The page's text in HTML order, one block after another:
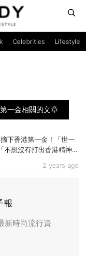
Celebrities Lifestyle
一金相關的文章
2 years ago
下香港第一金！「世一
不想沒有打出香港精神，
報
新時尚流行資